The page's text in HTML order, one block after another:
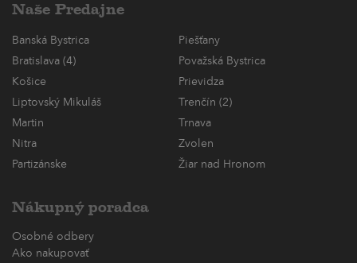
Naše Predajne
Banská Bystrica
Piešťany
Bratislava (4)
Považská Bystrica
Košice
Prievidza
Liptovský Mikuláš
Trenčín (2)
Martin
Trnava
Nitra
Zvolen
Partizánske
Žiar nad Hronom
Nákupný poradca
Osobné odbery
Ako nakupovať